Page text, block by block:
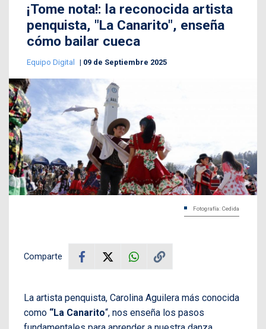
¡Tome nota!: la reconocida artista
penquista, "La Canarito", enseña
cómo bailar cueca
Equipo Digital 09 de Septiembre 2025
Fotografía: Cedida
Comparte
La artista penquista, Carolina Aguilera más conocida
como “La Canarito“, nos enseña los pasos